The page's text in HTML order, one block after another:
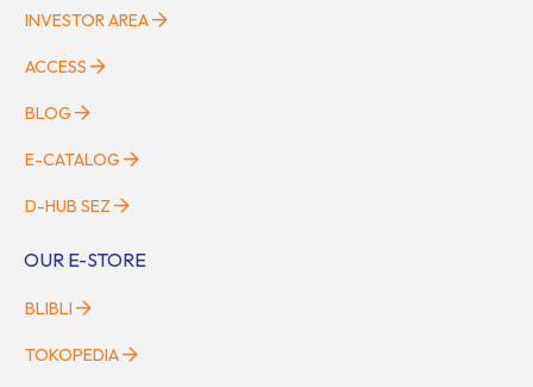
INVESTOR AREA
ACCESS
BLOG
E-CATALOG
D-HUB SEZ
OUR E-STORE
BLIBLI
TOKOPEDIA